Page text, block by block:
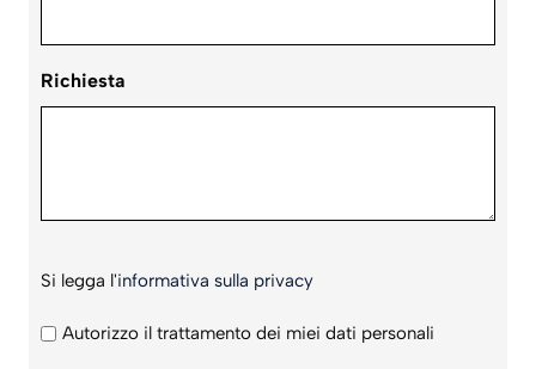
Richiesta
legga
l'informativa
Si legga l'informativa sulla privacy
Autorizzo il trattamento dei miei dati personali